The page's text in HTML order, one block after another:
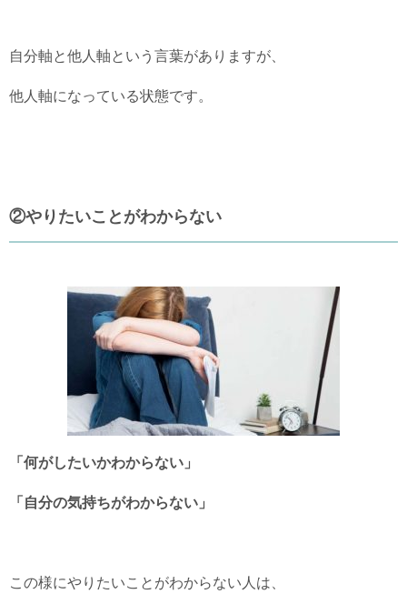
自分軸と他人軸という言葉がありますが、
他人軸になっている状態です。
②やりたいことがわからない
「何がしたいかわからない」
「自分の気持ちがわからない」
この様にやりたいことがわからない人は、